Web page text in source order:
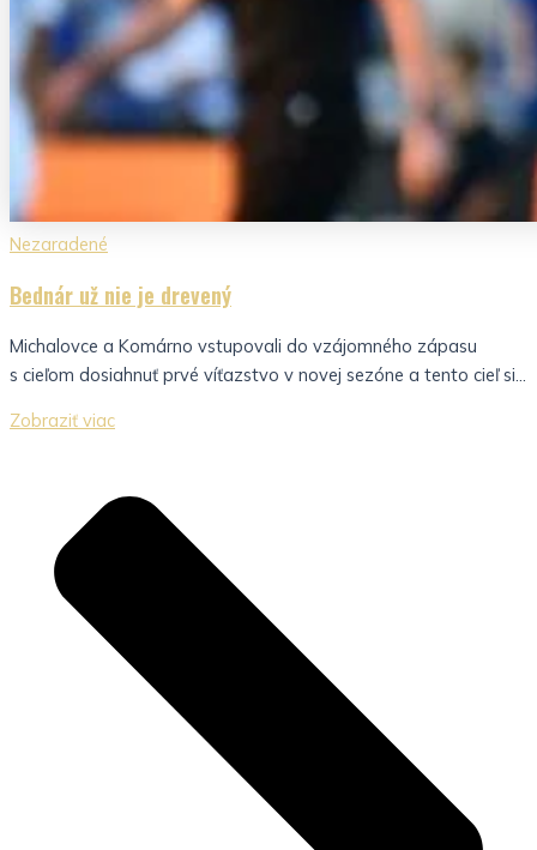
Nezaradené
Bednár už nie je drevený
Michalovce a Komárno vstupovali do vzájomného zápasu
s cieľom dosiahnuť prvé víťazstvo v novej sezóne a tento cieľ si...
Zobraziť viac